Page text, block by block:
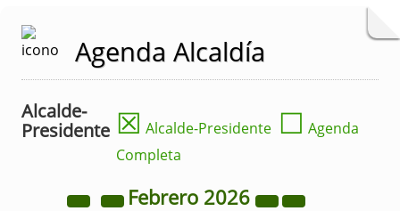
Agenda Alcaldía
Alcalde-
Presidente ☒ Alcalde-Presidente ☐ Agenda
Completa
Febrero 2026